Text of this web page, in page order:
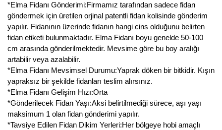
*Elma Fidanı Gönderimi:Firmamız tarafından sadece fidan
göndermek için üretilen orjinal patentli fidan kolisinde gönderim
yapılır. Fidanının üzerinde fidanın hangi cins olduğunu belirten
fidan etiketi bulunmaktadır. Elma Fidanı boyu genelde 50-100
cm arasında gönderilmektedir. Mevsime göre bu boy aralığı
artabilir veya azalabilir.
*Elma Fidanı Mevsimsel Durumu:Yaprak döken bir bitkidir. Kışın
yapraksız bir şekilde fidanları teslim alırsınız.
*Elma Fidanı Gelişim Hızı:Orta
*Gönderilecek Fidan Yaşı:Aksi belirtilmediği sürece, aşı yaşı
maksimum 1 olan fidan gönderimi yapılır.
*Tavsiye Edilen Fidan Dikim Yerleri:Her bölgeye hobi amaçlı
Kayısı Fidanı
Keçiboynuzu Fidanı
Kestane Fidanı
Kiraz Fidanı
Kivi Fidanı
Kızılcık Fidanı